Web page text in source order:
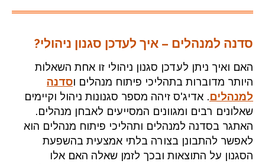
סדנה למנהלים – איך לעדכן סגנון ניהולי?
האם ואיך ניתן לעדכן סגנון ניהולי זו אחת השאלות
היותר מדוברות בתהליכי פיתוח מנהלים וסדנה
למנהלים. אדיג'ס זיהה מספר סגנונות ניהול וקיימים
שאלונים רבים ומגוונים המסייעים לאבחן מנהלים.
האתגר בסדנה למנהלים ותהליכי פיתוח מנהלים הוא
לאפשר להתבונן בצורה בלתי אמצעית בהשפעת
הסגנון על התוצאות ובכך לזמן שאלה האם אלו